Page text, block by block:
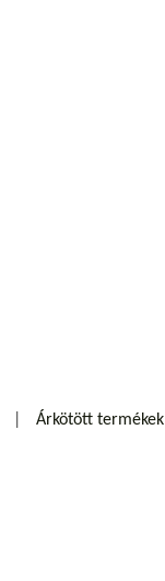
Árkötött termékek